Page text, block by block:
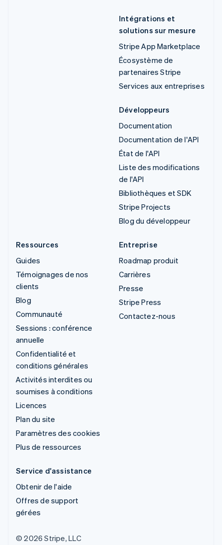
Intégrations et
solutions sur mesure
Stripe App Marketplace
Écosystème de
partenaires Stripe
Services aux entreprises
Développeurs
Documentation
Documentation de l'API
État de l'API
Liste des modifications
de l'API
Bibliothèques et SDK
Stripe Projects
Blog du développeur
Ressources
Guides
Témoignages de nos
clients
Blog
Communauté
Sessions : conférence
annuelle
Confidentialité et
conditions générales
Activités interdites ou
soumises à conditions
Licences
Plan du site
Paramètres des cookies
Plus de ressources
Entreprise
Roadmap produit
Carrières
Presse
Stripe Press
Contactez-nous
Service d'assistance
Obtenir de l'aide
Offres de support
gérées
© 2026 Stripe, LLC